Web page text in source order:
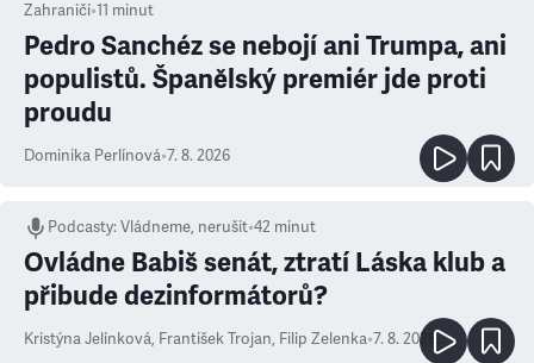
Zahraničí•11 minut
Pedro Sanchéz se nebojí ani Trumpa, ani
populistů. Španělský premiér jde proti
proudu
Dominika Perlínová•7. 8. 2026
Podcasty:Vládneme, nerušit•42 minut
Ovládne Babiš senát, ztratí Láska klub a
přibude dezinformátorů?
Kristýna Jelínková, František Trojan, Filip Zelenka•7. 8. 2026